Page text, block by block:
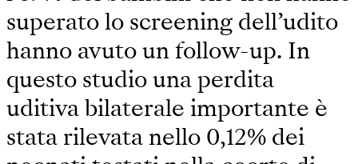
superato lo screening dell’udito
hanno avuto un follow-up. In
questo studio una perdita
uditiva bilaterale importante è
stata rilevata nello 0,12% dei